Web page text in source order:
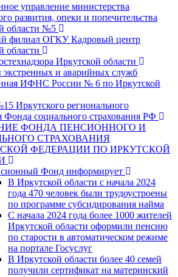
управление министерства
развития, опеки и попечительства
области №5
филиал ОГКУ Кадровый центр
области
Иркутской области
и аварийных служб
ИФНС России № 6 по Иркутской
Иркутского регионального
Фонда социального страхования РФ
ФОНДА ПЕНСИОННОГО И
СТРАХОВАНИЯ
ФЕДЕРАЦИИ ПО ИРКУТСКОЙ
Фонд информирует
В Иркутской области с начала 2024
года 470 человек были трудоустроены
по программе субсидирования найма
С начала 2024 года более 1000 жителей
Иркутской области оформили пенсию
по старости в автоматическом режиме
на портале Госуслуг
В Иркутской области более 40 семей
получили сертификат на материнский